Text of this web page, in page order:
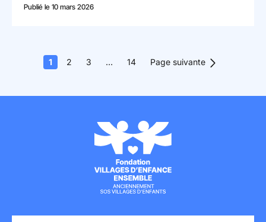
Publié le 10 mars 2026
1 2 3 … 14 Page suivante